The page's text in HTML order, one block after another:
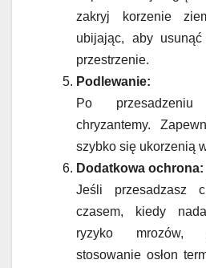
zakryj korzenie
ubijając, aby
przestrzenie.
Podlewanie:
Po
chryzantemy.
szybko się ukorzenią
Dodatkowa ochrona:
Jeśli przesadzasz
czasem, kiedy
ryzyko mrozów,
stosowanie osłon